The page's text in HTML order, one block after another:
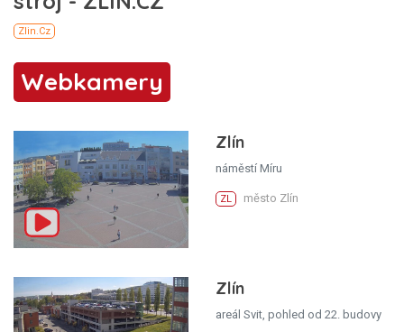
Webkamery
Zlín
náměstí Míru
ZL město Zlín
Zlín
areál Svit, pohled od 22. budovy